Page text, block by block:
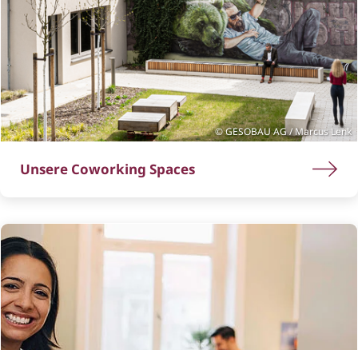
GESOBAU AG / Marcus Lenk
Unsere Coworking Spaces